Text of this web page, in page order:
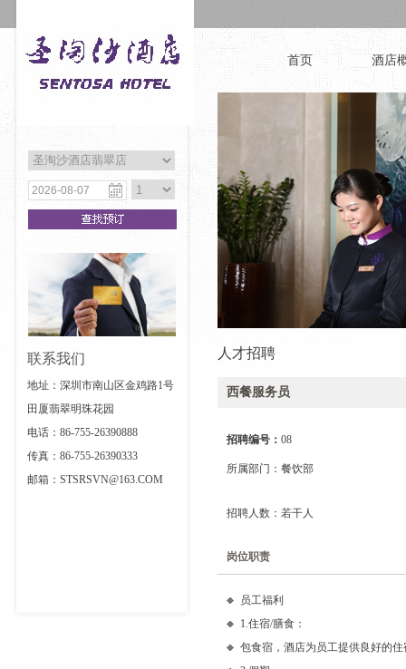
联系我们
地址：深圳市南山区金鸡路1号
田厦翡翠明珠花园
电话：86-755-26390888
传真：86-755-26390333
邮箱：STSRSVN@163.COM
酒店
首页
人才招聘
西餐服务员
招聘编号： 08
所属部门：餐饮部
招聘人数：若干人
岗位职责
员工福利
1.住宿/膳食：
包食宿，酒店为员工提供良好的